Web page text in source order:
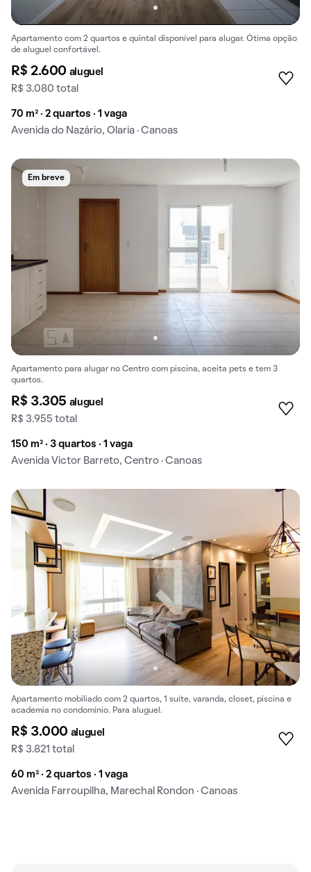
Apartamento com 2 quartos e quintal disponível para alugar. Ótima opção
de aluguel confortável.
R$ 2.600 aluguel
R$ 3.080 total
70 m² · 2 quartos · 1 vaga
Avenida do Nazário, Olaria · Canoas
Em breve
Apartamento para alugar no Centro com piscina, aceita pets e tem 3
quartos.
R$ 3.305 aluguel
R$ 3.955 total
150 m² · 3 quartos · 1 vaga
Avenida Victor Barreto, Centro · Canoas
Apartamento mobiliado com 2 quartos, 1 suíte, varanda, closet, piscina e
academia no condomínio. Para aluguel.
R$ 3.000 aluguel
R$ 3.821 total
60 m² · 2 quartos · 1 vaga
Avenida Farroupilha, Marechal Rondon · Canoas